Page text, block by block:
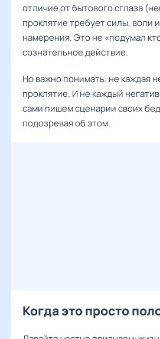
отличие от бытового сглаза
проклятие требует силы, воли
намерения. Это не «подумал
сознательное действие.
Но важно понимать: не каждая
проклятие. И не каждый
сами пишем сценарии своих
подозревая об этом.
Когда это просто